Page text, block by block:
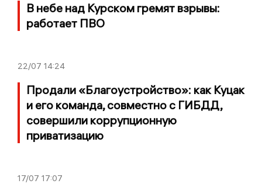
В небе над Курском гремят взрывы:
работает ПВО
22/07 14:24
Продали «Благоустройство»: как Куцак
и его команда, совместно с ГИБДД,
совершили коррупционную
приватизацию
17/07 17:07